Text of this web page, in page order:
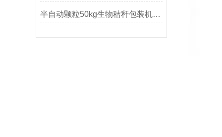
半自动颗粒50kg生物秸秆包装机产品简介